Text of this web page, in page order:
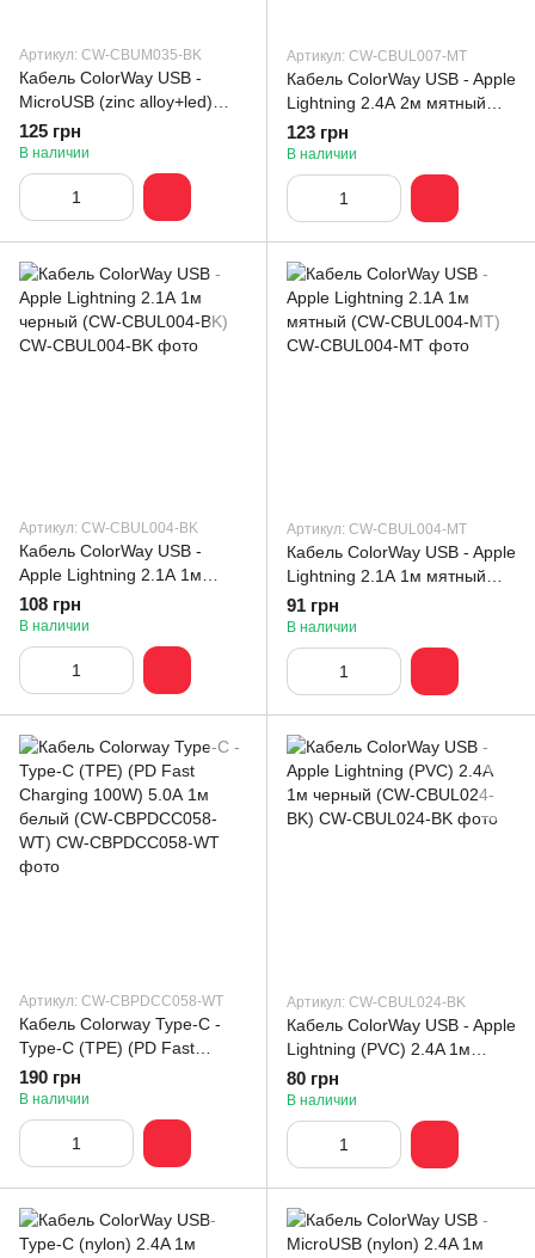
Артикул: CW-CBUM035-BK
Кабель ColorWay USB -
MicroUSB (zinc alloy+led)
2.4А 1м черный (CW-
CBUM035-BK)
125 грн
В наличии
Артикул: CW-CBUL007-MT
Кабель ColorWay USB - Apple
Lightning 2.4А 2м мятный
(CW-CBUL007-MT)
123 грн
В наличии
Артикул: CW-CBUL004-BK
Кабель ColorWay USB -
Apple Lightning 2.1А 1м
черный (CW-CBUL004-BK)
108 грн
В наличии
Артикул: CW-CBUL004-MT
Кабель ColorWay USB - Apple
Lightning 2.1А 1м мятный
(CW-CBUL004-MT)
91 грн
В наличии
Артикул: CW-CBPDCC058-WT
Кабель Colorway Type-C -
Type-C (TPE) (PD Fast
Charging 100W) 5.0А 1м
белый (CW-CBPDCC058-
WT)
190 грн
В наличии
Артикул: CW-CBUL024-BK
Кабель ColorWay USB - Apple
Lightning (PVC) 2.4A 1м
черный (CW-CBUL024-BK)
80 грн
В наличии